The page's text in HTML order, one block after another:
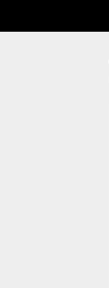
content